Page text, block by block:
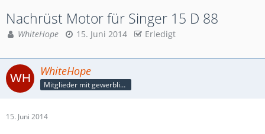
Nachrüst Motor für Singer 15 D 88
WhiteHope 15. Juni 2014 Erledigt
WhiteHope
Mitglieder mit gewerblicher Verbindung, auch als Mitarbeiter/in
15. Juni 2014